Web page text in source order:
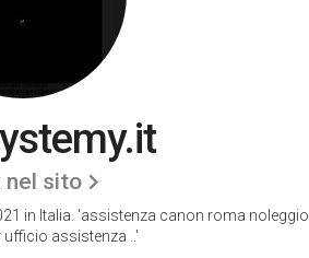
nel sito
in Italia. 'assistenza canon roma noleggio
assistenza ..'